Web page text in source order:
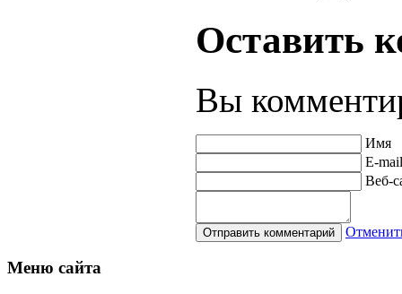
Оставить
Вы
Имя
E-mail
Веб-
Меню сайта